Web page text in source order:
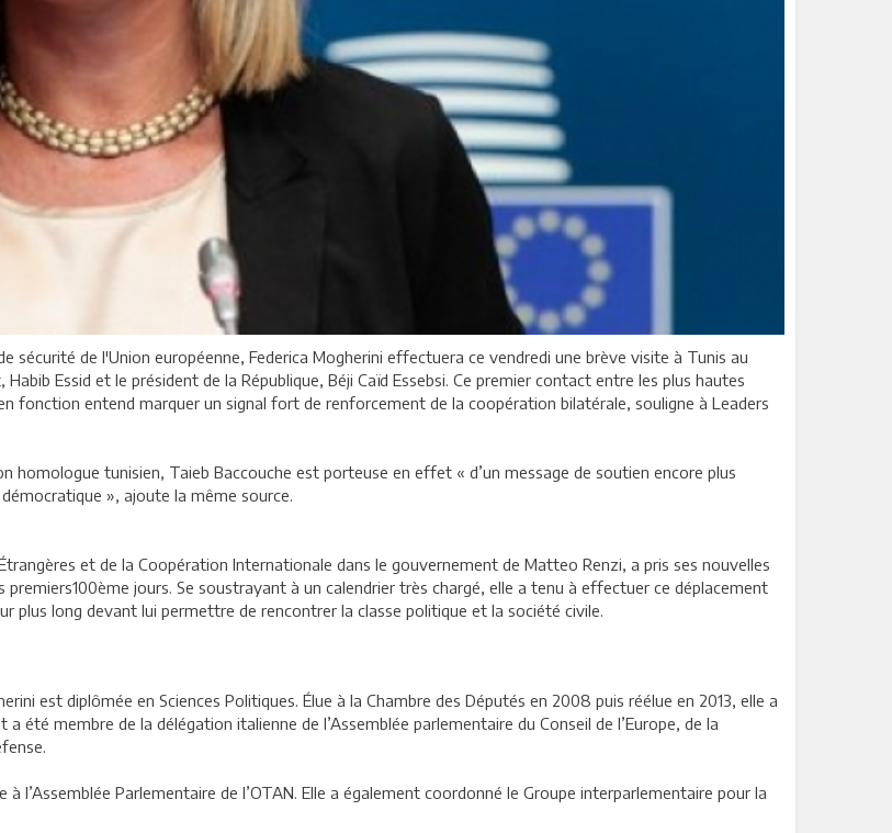
de l'Union européenne, Federica Mogherini effectuera ce vendredi une brève visite à Tunis au
Essid et le président de la République, Béji Caïd Essebsi. Ce premier contact entre les plus hautes
fonction entend marquer un signal fort de renforcement de la coopération bilatérale, souligne à Leaders
homologue tunisien, Taieb Baccouche est porteuse en effet « d’un message de soutien encore plus
», ajoute la même source.
et de la Coopération Internationale dans le gouvernement de Matteo Renzi, a pris ses nouvelles
jours. Se soustrayant à un calendrier très chargé, elle a tenu à effectuer ce déplacement
plus long devant lui permettre de rencontrer la classe politique et la société civile.
est diplômée en Sciences Politiques. Élue à la Chambre des Députés en 2008 puis réélue en 2013, elle a
été membre de la délégation italienne de l’Assemblée parlementaire du Conseil de l’Europe, de la
l’Assemblée Parlementaire de l’OTAN. Elle a également coordonné le Groupe interparlementaire pour la